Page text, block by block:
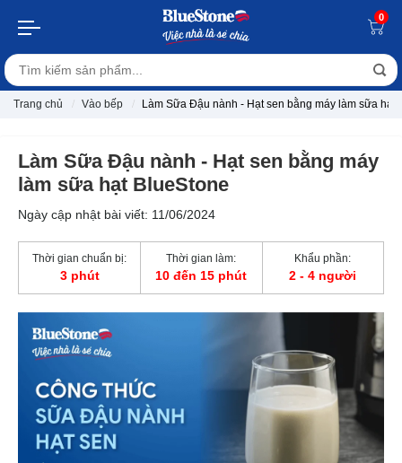
0
Trang chủ Vào bếp Làm Sữa Đậu nành - Hạt sen bằng máy làm sữa hạt
Làm Sữa Đậu nành - Hạt sen bằng máy
làm sữa hạt BlueStone
Ngày cập nhật bài viết: 11/06/2024
Thời gian chuẩn bị:
3 phút
Thời gian làm:
10 đến 15 phút
Khẩu phần:
2 - 4 người